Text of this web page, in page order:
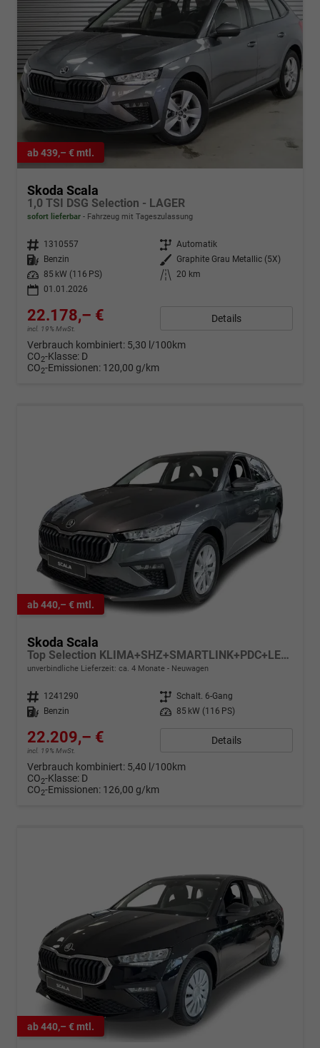
ab 439,– € mtl.
Skoda Scala
1,0 TSI DSG Selection - LAGER
sofort lieferbar Fahrzeug mit Tageszulassung
Fahrzeugnr. 1310557 Getriebe Automatik
Kraftstoff
Benzin Außenfarbe
Graphite Grau Metallic (5X)
Leistung
85 kW (116 PS) Kilometerstand
20 km
01.01.2026
22.178,– €
incl. 19% MwSt.
Details
Verbrauch kombiniert: 5,30 l/100km
CO2-Klasse: D
CO2-Emissionen: 120,00 g/km
ab 440,– € mtl.
Skoda Scala
Top Selection KLIMA+SHZ+SMARTLINK+PDC+LED+16" ALU
unverbindliche Lieferzeit: ca. 4 Monate Neuwagen
Fahrzeugnr. 1241290 Getriebe Schalt. 6-Gang
Kraftstoff
Benzin Leistung 85 kW (116 PS)
22.209,– €
incl. 19% MwSt.
Details
Verbrauch kombiniert: 5,40 l/100km
CO2-Klasse: D
CO2-Emissionen: 126,00 g/km
ab 440,– € mtl.